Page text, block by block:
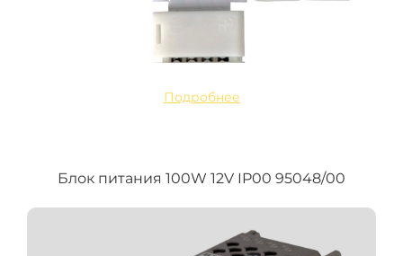
Подробнее
Блок питания 100W 12V IP00 95048/00